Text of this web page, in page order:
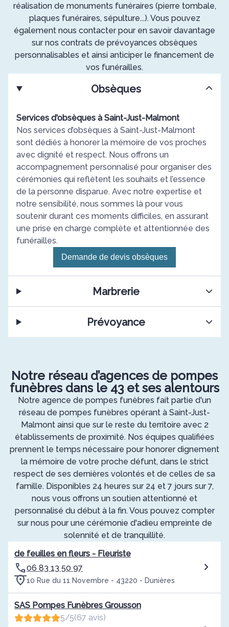
réalisation de monuments funéraires (pierre tombale,
plaques funéraires, sépulture...). Vous pouvez
également nous contacter pour en savoir davantage
sur nos contrats de prévoyances obsèques
personnalisables et ainsi anticiper le financement de
vos funérailles.
Obsèques
Services d'obsèques à Saint-Just-Malmont
Nos services d’obsèques à Saint-Just-Malmont
sont dédiés à honorer la mémoire de vos proches
avec dignité et respect. Nous offrons un
accompagnement personnalisé pour organiser des
cérémonies qui reflètent les souhaits et l’essence
de la personne disparue. Avec notre expertise et
notre sensibilité, nous sommes là pour vous
soutenir durant ces moments difficiles, en assurant
une prise en charge complète et attentionnée des
funérailles.
Demande de devis obsèques
Marbrerie
Prévoyance
Notre réseau d’agences de pompes
funèbres dans le 43 et ses alentours
Notre agence de pompes funèbres fait partie d'un
réseau de pompes funèbres opérant à Saint-Just-
Malmont ainsi que sur le reste du territoire avec 2
établissements de proximité. Nos équipes qualifiées
prennent le temps nécessaire pour honorer dignement
la mémoire de votre proche défunt, dans le strict
respect de ses dernières volontés et de celles de sa
famille. Disponibles 24 heures sur 24 et 7 jours sur 7,
nous vous offrons un soutien attentionné et
personnalisé du début à la fin. Vous pouvez compter
sur nous pour une cérémonie d'adieu empreinte de
solennité et de tranquillité.
de feuilles en fleurs - Fleuriste
06 83 13 50 97
10 Rue du 11 Novembre - 43220 - Dunières
SAS Pompes Funèbres Grousson
5/5(67 avis)